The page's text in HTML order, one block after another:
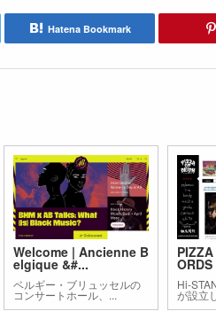
Hatena Bookmark
Welcome | Ancienne B
elgique &#...
ベルギー・ブリュッセルの
コンサートホール、...
Hi-
が設立